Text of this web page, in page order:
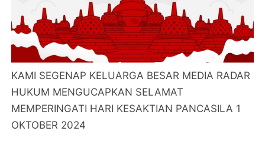
KAMI SEGENAP KELUARGA BESAR MEDIA RADAR
HUKUM MENGUCAPKAN SELAMAT
MEMPERINGATI HARI KESAKTIAN PANCASILA 1
OKTOBER 2024